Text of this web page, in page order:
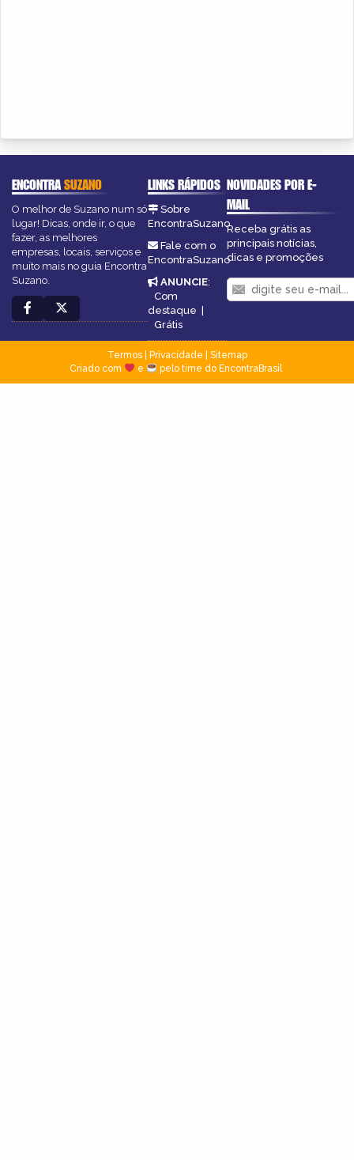
ENCONTRASUZANO
O melhor de Suzano num só
lugar! Dicas, onde ir, o que
fazer, as melhores
empresas, locais, serviços e
muito mais no guia Encontra
Suzano.
LINKS RÁPIDOS
Sobre
EncontraSuzano
Fale com o
EncontraSuzano
ANUNCIE:
Com
destaque
Grátis
NOVIDADES POR E-
MAIL
Receba grátis as
principais notícias,
dicas e promoções
Termos| Privacidade
Sitemap
Criado com
e pelo time do EncontraBrasil